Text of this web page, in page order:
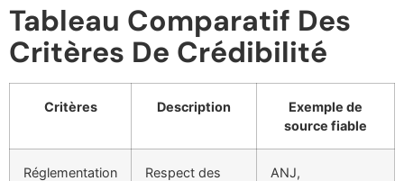
Tableau Comparatif Des
Critères De Crédibilité
Critères Description
Exemple de
source fiable
Réglementation
Respect des
ANJ,